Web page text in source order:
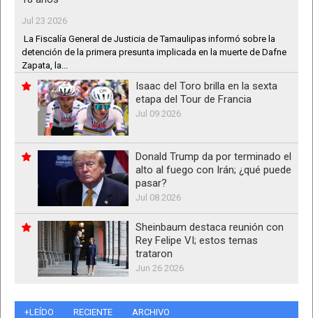
Jul 23 2026
La Fiscalía General de Justicia de Tamaulipas informó sobre la
detención de la primera presunta implicada en la muerte de Dafne
Zapata, la...
Isaac del Toro brilla en la sexta
etapa del Tour de Francia
Jul 09 2026
Donald Trump da por terminado el
alto al fuego con Irán; ¿qué puede
pasar?
Jul 08 2026
Sheinbaum destaca reunión con
Rey Felipe VI; estos temas
trataron
Jun 26 2026
+LEÍDO RECIENTE ARCHIVO